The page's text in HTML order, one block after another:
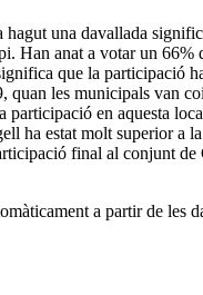
hagut una davallada
Han anat a votar un 66%
que la participació
quan les municipals van
participació en aquesta
ha estat molt superior a
final al conjunt de
a partir de les